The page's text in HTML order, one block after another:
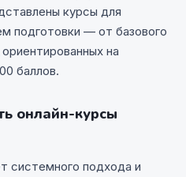
курсы для
подготовки — от базового
на
баллов.
онлайн-курсы
системного подхода и